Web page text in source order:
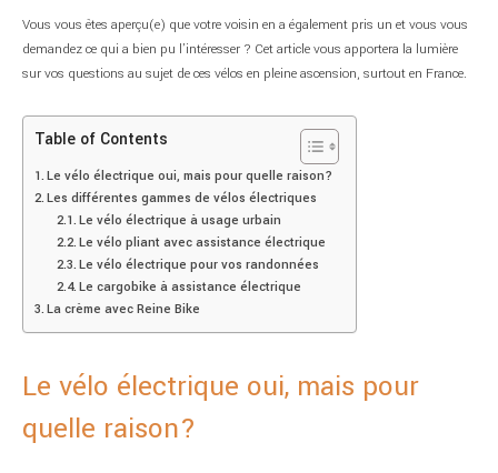
Vous vous êtes aperçu(e) que votre voisin en a également pris un et vous vous
demandez ce qui a bien pu l’intéresser ? Cet article vous apportera la lumière
sur vos questions au sujet de ces vélos en pleine ascension, surtout en France.
Table of Contents
Le vélo électrique oui, mais pour quelle raison?
Les différentes gammes de vélos électriques
Le vélo électrique à usage urbain
Le vélo pliant avec assistance électrique
Le vélo électrique pour vos randonnées
Le cargobike à assistance électrique
La crème avec Reine Bike
Le vélo électrique oui, mais pour
quelle raison?